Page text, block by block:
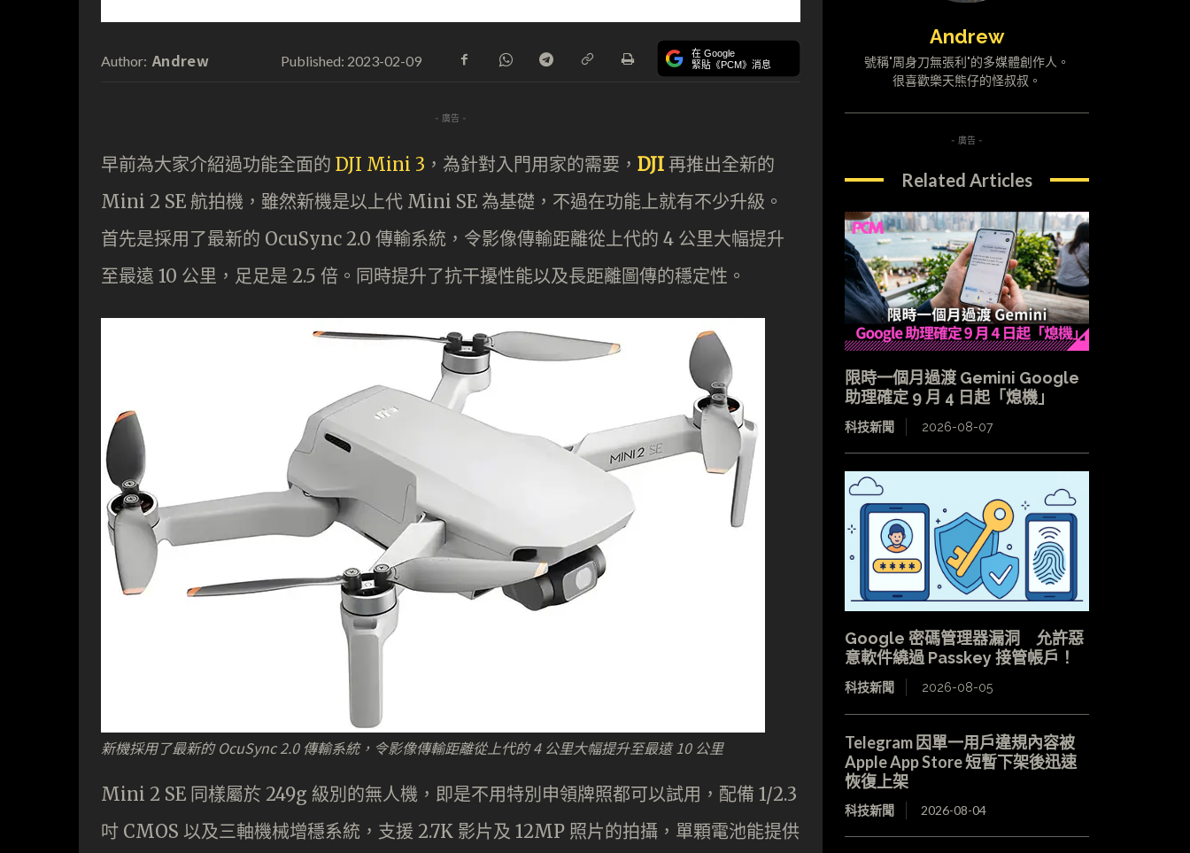
Author: Andrew Published: 2023-02-09 在 Google
緊貼《PCM》消息
- 廣告 -
早前為大家介紹過功能全面的 DJI Mini 3 ，為針對入門用家的需要， DJI 再推出全新的
Mini 2 SE 航拍機，雖然新機是以上代 Mini SE 為基礎，不過在功能上就有不少升級。
首先是採用了最新的 OcuSync 2.0 傳輸系統，令影像傳輸距離從上代的 4 公里大幅提升
至最遠 10 公里，足足是 2.5 倍。同時提升了抗干擾性能以及長距離圖傳的穩定性。
新機採用了最新的 OcuSync 2.0 傳輸系統，令影像傳輸距離從上代的 4 公里大幅提升至最遠 10 公里
Mini 2 SE 同樣屬於 249g 級別的無人機，即是不用特別申領牌照都可以試用，配備 1/2.3
吋 CMOS 以及三軸機械增穩系統，支援 2.7K 影片及 12MP 照片的拍攝，單顆電池能提供
Andrew
號稱"周身刀無張利"的多媒體創作人。
很喜歡樂天熊仔的怪叔叔。
- 廣告 -
Related Articles
限時一個月過渡 Gemini Google
助理確定 9 月 4 日起「熄機」
科技新聞 2026-08-07
Google 密碼管理器漏洞 允許惡
意軟件繞過 Passkey 接管帳戶！
科技新聞 2026-08-05
Telegram 因單一用戶違規內容被
Apple App Store 短暫下架後迅速
恢復上架
科技新聞 2026-08-04